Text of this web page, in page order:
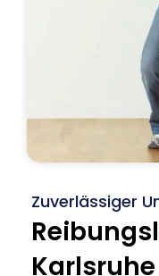
Zuverlässiger